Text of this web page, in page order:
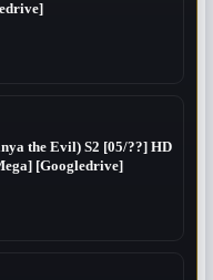
the Evil) S2 [05/??] HD
[Googledrive]